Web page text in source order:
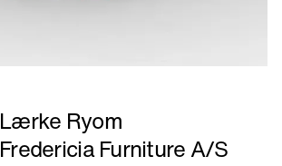
Lærke Ryom
Fredericia Furniture A/S